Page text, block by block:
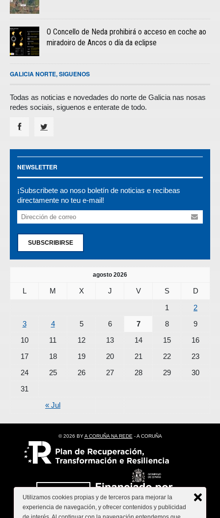
O Concello de Neda prohibirá o acceso en coche ao
miradoiro de Ancos o día da eclipse
GALICIA NORTE, SIGUENOS
Todas as noticias e novedades do norte de Galicia nas nosas
redes sociais, siguenos e enterate de todo.
NEWSLETTER
¡Subscribete ao noso boletín de noticias e recibeas
directamente no teu e-mail!
SUBSCRIBIRSE
agosto 2026
L M X J V S D
« Jul
1
2
3
4 5 6 7 8
9
10
11 12 13 14 15
16
17
18 19 20 21 22
23
24
25 26 27 28 29
30
31
© 2026 BYA CORUÑA NA REDE - A CORUÑA
Utilizamos cookies propias y de terceros para mejorar la
experiencia de navegación, y ofrecer contenidos y publicidad